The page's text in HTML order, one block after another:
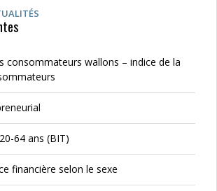
consommateurs wallons – indice de la
64 ans (BIT)
financière selon le sexe